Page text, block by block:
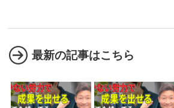
最新の記事はこちら